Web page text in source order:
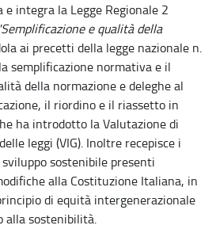
e integra la Legge Regionale 2
e qualità della
ai precetti della legge nazionale n.
semplificazione normativa e il
della normazione e deleghe al
il riordino e il riassetto in
ha introdotto la Valutazione di
leggi (VIG). Inoltre recepisce i
sostenibile presenti
alla Costituzione Italiana, in
di equità intergenerazionale
alla sostenibilità.